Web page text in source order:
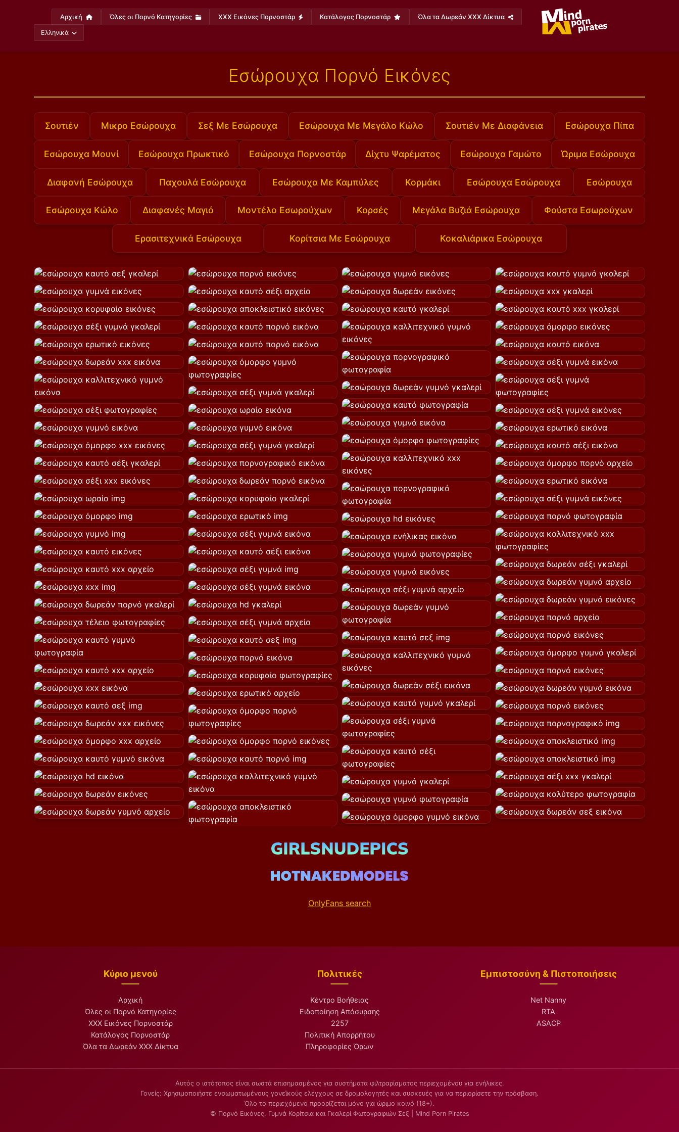
Αρχική Όλες οι Πορνό Κατηγορίες XXX Εικόνες Πορνοστάρ Κατάλογος Πορνοστάρ Όλα τα Δωρεάν XXX Δίκτυα
Ελληνικά
Εσώρουχα Πορνό Εικόνες
Σουτιέν Μικρο Εσώρουχα Σεξ Με Εσώρουχα Εσώρουχα Με Μεγάλο Κώλο Σουτιέν Με Διαφάνεια Εσώρουχα Πίπα
Εσώρουχα Μουνί Εσώρουχα Πρωκτικό Εσώρουχα Πορνοστάρ Δίχτυ Ψαρέματος Εσώρουχα Γαμώτο Ώριμα Εσώρουχα
Διαφανή Εσώρουχα Παχουλά Εσώρουχα Εσώρουχα Με Καμπύλες Κορμάκι Εσώρουχα Εσώρουχα Εσώρουχα
Εσώρουχα Κώλο Διαφανές Μαγιό Μοντέλο Εσωρούχων Κορσές Μεγάλα Βυζιά Εσώρουχα Φούστα Εσωρούχων
Ερασιτεχνικά Εσώρουχα Κορίτσια Με Εσώρουχα Κοκαλιάρικα Εσώρουχα
OnlyFans search
Κύριο μενού
Αρχική
Όλες οι Πορνό Κατηγορίες
XXX Εικόνες Πορνοστάρ
Κατάλογος Πορνοστάρ
Όλα τα Δωρεάν XXX Δίκτυα
Πολιτικές
Κέντρο Βοήθειας
Ειδοποίηση Απόσυρσης
2257
Πολιτική Απορρήτου
Πληροφορίες Όρων
Εμπιστοσύνη & Πιστοποιήσεις
Net Nanny
RTA
ASACP
Αυτός ο ιστότοπος είναι σωστά επισημασμένος για συστήματα φιλτραρίσματος περιεχομένου για ενήλικες.
Γονείς: Χρησιμοποιήστε ενσωματωμένους γονεϊκούς ελέγχους σε δρομολογητές και συσκευές για να περιορίσετε την πρόσβαση.
Όλο το περιεχόμενο προορίζεται μόνο για ώριμο κοινό (18+).
© Πορνό Εικόνες, Γυμνά Κορίτσια και Γκαλερί Φωτογραφιών Σεξ | Mind Porn Pirates